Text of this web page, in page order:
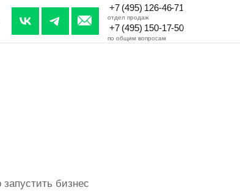
отдел продаж
по общим вопросам
+7 (495) 126-46-71
+7 (495) 150-17-50
бизнес